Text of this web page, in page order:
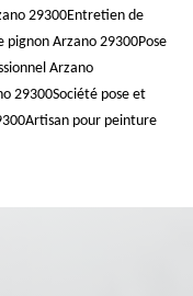
29300Entretien de
pignon Arzano 29300Pose
Arzano
29300Société pose et
Artisan pour peinture